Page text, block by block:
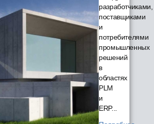
разработчиками,
поставщиками
и
потребителями
промышленных
решений
в
областях
PLM
и
ERP...